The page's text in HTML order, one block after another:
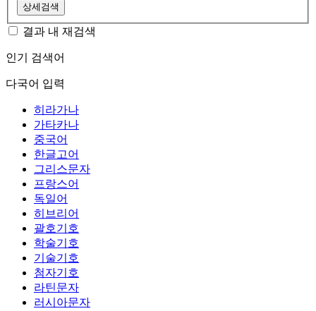
상세검색
결과 내 재검색
인기 검색어
다국어 입력
히라가나
가타카나
중국어
한글고어
그리스문자
프랑스어
독일어
히브리어
괄호기호
학술기호
기술기호
첨자기호
라틴문자
러시아문자